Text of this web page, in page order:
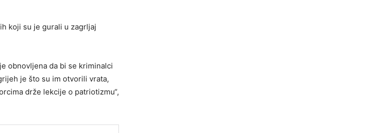
koji su je gurali u zagrljaj
obnovljena da bi se kriminalci
je što su im otvorili vrata,
drže lekcije o patriotizmu“,